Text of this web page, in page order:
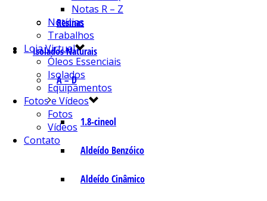
Resinas
Isolados Naturais
A – D
1.8-cineol
Aldeído Benzóico
Aldeído Cinâmico
Notas R – Z
Notícias
Trabalhos
Loja Virtual
Óleos Essenciais
Isolados
Equipamentos
Fotos e Vídeos
Fotos
Vídeos
Contato